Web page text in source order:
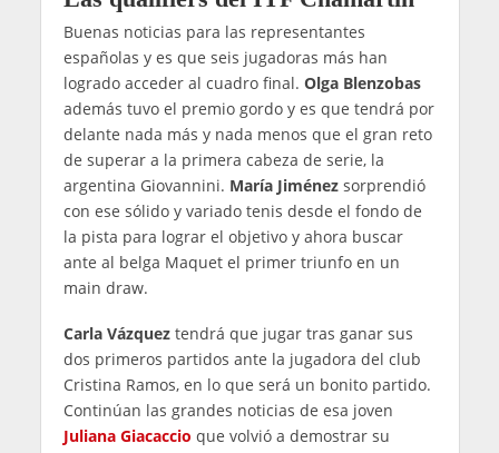
Buenas noticias para las representantes
españolas y es que seis jugadoras más han
logrado acceder al cuadro final. Olga Blenzobas
además tuvo el premio gordo y es que tendrá por
delante nada más y nada menos que el gran reto
de superar a la primera cabeza de serie, la
argentina Giovannini. María Jiménezsorprendió
con ese sólido y variado tenis desde el fondo de
la pista para lograr el objetivo y ahora buscar
ante al belga Maquet el primer triunfo en un
main draw.
Carla Vázqueztendrá que jugar tras ganar sus
dos primeros partidos ante la jugadora del club
Cristina Ramos, en lo que será un bonito partido.
Continúan las grandes noticias de esa joven
Juliana Giacaccio que volvió a demostrar su